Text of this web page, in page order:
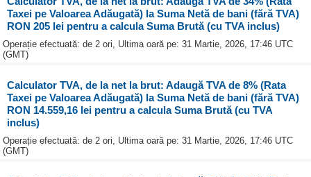
Taxei pe Valoarea Adăugată) la Suma Netă de bani (fără TVA)
RON 205 lei pentru a calcula Suma Brută (cu TVA inclus)
Operație efectuată: de 2 ori, Ultima oară pe: 31 Martie, 2026, 17:46 UTC
(GMT)
Calculator TVA, de la net la brut: Adaugă TVA de 8% (Rata
Taxei pe Valoarea Adăugată) la Suma Netă de bani (fără TVA)
RON 14.559,16 lei pentru a calcula Suma Brută (cu TVA
inclus)
Operație efectuată: de 2 ori, Ultima oară pe: 31 Martie, 2026, 17:46 UTC
(GMT)